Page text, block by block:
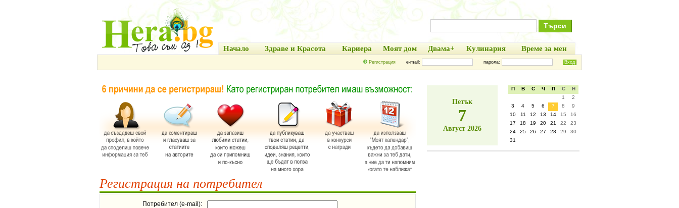
Начало Здраве и Красота Кариера Моят дом Двама+ Кулинария Време за мен
Регистрация e-mail: парола:
Регистрация на потребител
Потребител (e-mail):
Петък
7
Август 2026
П В С Ч П С
Н
1
2
3
4 5 6 7 8
9
10
11 12 13 14 15
16
17
18 19 20 21 22
23
24
25 26 27 28 29
30
31